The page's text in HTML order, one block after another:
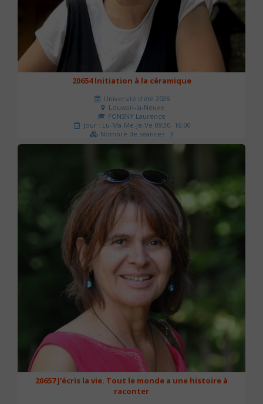
20654 Initiation à la céramique
Université d'été 2026
Louvain-la-Neuve
FONSNY Laurence
Jour : Lu-Ma-Me-Je-Ve 09:30- 16:00
Nombre de séances : 3
190 €
20657 J'écris la vie. Tout le monde a une histoire à
raconter